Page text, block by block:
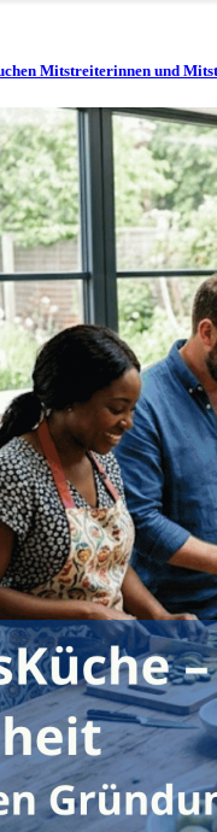
Mitstreiterinnen und